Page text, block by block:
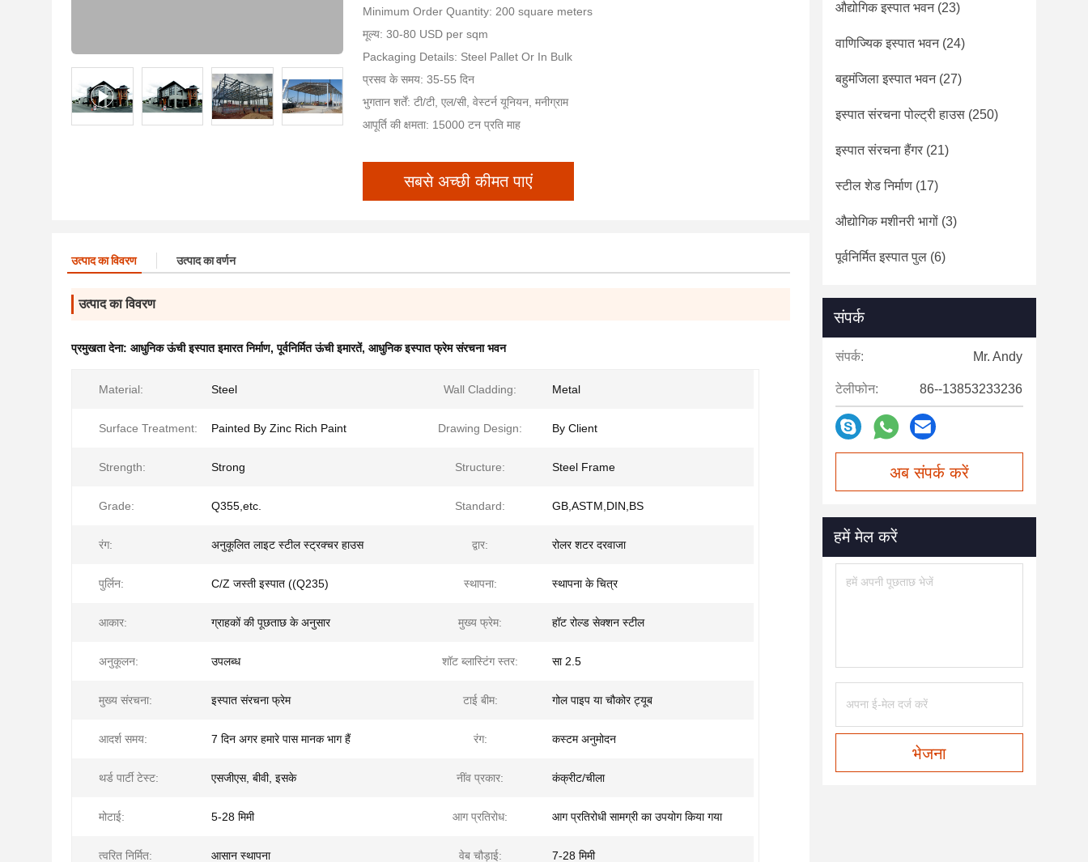
Minimum Order Quantity: 200 square meters
मूल्य: 30-80 USD per sqm
Packaging Details: Steel Pallet Or In Bulk
प्रसव के समय: 35-55 दिन
भुगतान शर्तें: टी/टी, एल/सी, वेस्टर्न यूनियन, मनीग्राम
आपूर्ति की क्षमता: 15000 टन प्रति माह
सबसे अच्छी कीमत पाएं
उत्पाद का विवरण उत्पाद का वर्णन
उत्पाद का विवरण
प्रमुखता देना: आधुनिक ऊंची इस्पात इमारत निर्माण,पूर्वनिर्मित ऊंची इमारतें, आधुनिक इस्पात फ्रेम संरचना भवन
Material: Steel Wall Cladding: Metal
Surface Treatment: Painted By Zinc Rich Paint Drawing Design: By Client
Strength: Strong Structure: Steel Frame
Grade: Q355,etc. Standard: GB,ASTM,DIN,BS
रंग: अनुकूलित लाइट स्टील स्ट्रक्चर हाउस द्वार: रोलर शटर दरवाजा
पुर्लिन: C/Z जस्ती इस्पात ((Q235) स्थापना: स्थापना के चित्र
आकार: ग्राहकों की पूछताछ के अनुसार मुख्य फ्रेम: हॉट रोल्ड सेक्शन स्टील
अनुकूलन: उपलब्ध शॉट ब्लास्टिंग स्तर: सा 2.5
मुख्य संरचना: इस्पात संरचना फ्रेम टाई बीम: गोल पाइप या चौकोर ट्यूब
आदर्श समय: 7 दिन अगर हमारे पास मानक भाग हैं रंग: कस्टम अनुमोदन
थर्ड पार्टी टेस्ट: एसजीएस, बीवी, इसके नींव प्रकार: कंक्रीट/चीला
मोटाई: 5-28 मिमी आग प्रतिरोध: आग प्रतिरोधी सामग्री का उपयोग किया गया
त्वरित निर्मित: आसान स्थापना वेब चौड़ाई: 7-28 मिमी
औद्योगिक इस्पात भवन(23)
वाणिज्यिक इस्पात भवन(24)
बहुमंजिला इस्पात भवन(27)
इस्पात संरचना पोल्ट्री हाउस (250)
इस्पात संरचना हैंगर (21)
स्टील शेड निर्माण (17)
औद्योगिक मशीनरी भागों (3)
पूर्वनिर्मित इस्पात पुल (6)
संपर्क
संपर्क: Mr. Andy
टेलीफोन: 86--13853233236
अब संपर्क करें
हमें मेल करें
भेजना